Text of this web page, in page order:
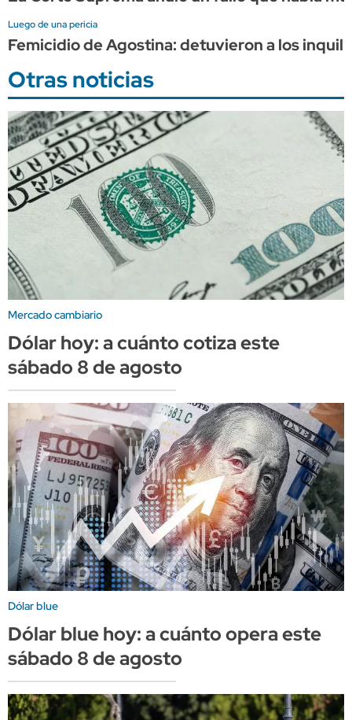
Luego de una pericia
Femicidio de Agostina: detuvieron a los
Otras noticias
Mercado cambiario
Dólar hoy: a cuánto cotiza este
sábado 8 de agosto
Dólar blue
Dólar blue hoy: a cuánto opera este
sábado 8 de agosto